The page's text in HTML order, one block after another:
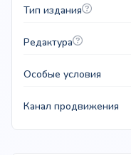
Тип издания
Редактура
Особые условия
Канал продвижения